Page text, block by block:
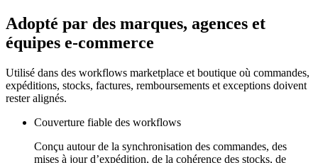
Adopté par des marques, agences et
équipes e-commerce
Utilisé dans des workflows marketplace et boutique où commandes,
expéditions, stocks, factures, remboursements et exceptions doivent
rester alignés.
Couverture fiable des workflows
Conçu autour de la synchronisation des commandes, des
mises à jour d’expédition, de la cohérence des stocks, de